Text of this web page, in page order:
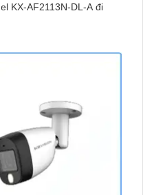
KX-AF2113N-DL-A đi